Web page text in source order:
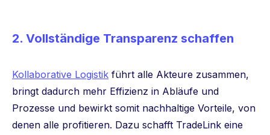
2. Vollständige Transparenz schaffen
Kollaborative Logistik führt alle Akteure zusammen,
bringt dadurch mehr Effizienz in Abläufe und
Prozesse und bewirkt somit nachhaltige Vorteile, von
denen alle profitieren. Dazu schafft TradeLink eine